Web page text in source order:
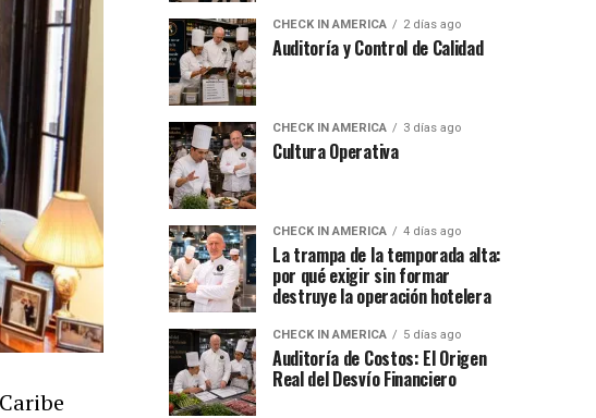
CHECK IN AMERICA 2 días ago
Auditoría y Control de Calidad
CHECK IN AMERICA 3 días ago
Cultura Operativa
CHECK IN AMERICA 4 días ago
La trampa de la temporada alta:
por qué exigir sin formar
destruye la operación hotelera
CHECK IN AMERICA 5 días ago
Auditoría de Costos: El Origen
Real del Desvío Financiero